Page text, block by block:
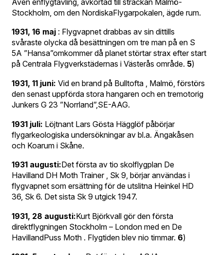
Stockholm, om den NordiskaFlygarpokalen, ägde rum.
1931, 16 maj : Flygvapnet drabbas av sin dittills
svåraste olycka då besättningen om tre man på en S
5A ”Hansa”omkommer då planet störtar strax efter start
på Centrala Flygverkstädernas i Västerås område. 5)
1931, 11 juni: Vid en brand på Bulltofta , Malmö, förstörs
den senast uppförda stora hangaren och en tremotorig
Junkers G 23 ”Norrland”,SE-AAG.
1931 juli: Löjtnant Lars Gösta Hägglöf påbörjar
flygarkeologiska undersökningar av bl.a. Ängakåsen
och Koarum i Skåne.
1931 augusti:Det första av tio skolflygplan De
Havilland DH Moth Trainer , Sk 9, börjar användas i
flygvapnet som ersättning för de utslitna Heinkel HD
36, Sk 6. Det sista Sk 9 utgick 1947.
1931, 28 augusti:Kurt Björkvall gör den första
direktflygningen Stockholm – London med en De
HavillandPuss Moth . Flygtiden blev nio timmar. 6)